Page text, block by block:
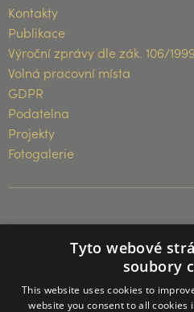
Kontakty
Publikace
Výroční zprávy dle zák. 106/
Volná pracovní místa
GDPR
Podatelna
Projekty
Fotogalerie
© 2026 Muzeum
Tyto webové
soubory
This website uses cookies to
website you consent to all cookies